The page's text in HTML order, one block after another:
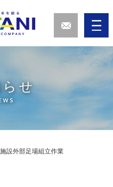
らせ
設外部足場組立作業